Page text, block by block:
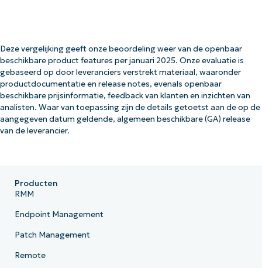
Deze vergelijking geeft onze beoordeling weer van de openbaar
beschikbare product features per januari 2025. Onze evaluatie is
gebaseerd op door leveranciers verstrekt materiaal, waaronder
productdocumentatie en release notes, evenals openbaar
beschikbare prijsinformatie, feedback van klanten en inzichten van
analisten. Waar van toepassing zijn de details getoetst aan de op de
aangegeven datum geldende, algemeen beschikbare (GA) release
van de leverancier.
Producten
RMM
Endpoint Management
Patch Management
Remote